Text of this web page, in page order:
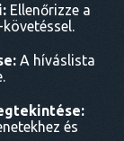
Ellenőrizze a
A híváslista
és